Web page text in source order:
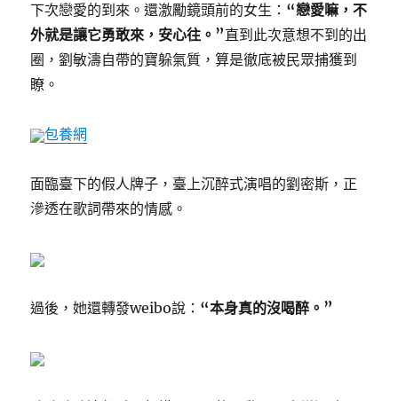
下次戀愛的到來。還激勵鏡頭前的女生： “戀愛嘛，不
外就是讓它勇敢來，安心往。”直到此次意想不到的出
圈，劉敏濤自帶的寶躲氣質，算是徹底被民眾捕獲到
瞭。
包養網
面臨臺下的假人牌子，臺上沉醉式演唱的劉密斯，正
滲透在歌詞帶來的情感。
過後，她還轉發weibo說： “本身真的沒喝醉。”